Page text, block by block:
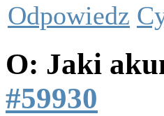
Odpowiedz
O: Jaki
#59930